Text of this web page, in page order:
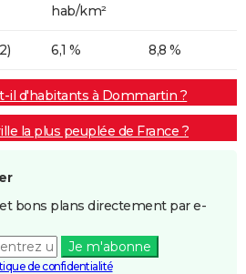
hab/km²
6,1 % 8,8 %
il d'habitants à Dommartin ?
la plus peuplée de France ?
bons plans directement par e-
Je m'abonne
de confidentialité